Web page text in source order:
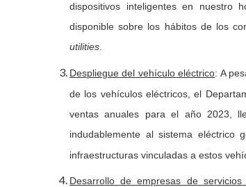
dispositivos inteligentes en nuestro
disponible sobre los hábitos de los
utilities
Despliegue del vehículo eléctrico: A
de los vehículos eléctricos, el
ventas anuales para el año 2023,
indudablemente al sistema eléctrico
infraestructuras vinculadas a estos
Desarrollo de empresas de servicios